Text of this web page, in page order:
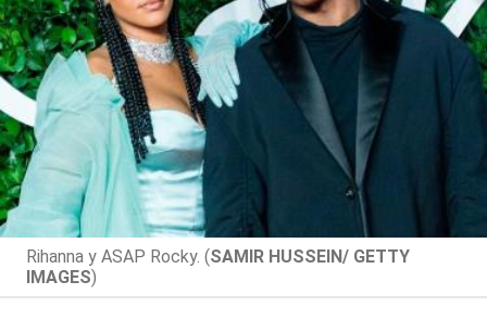
Rihanna y ASAP Rocky. (SAMIR HUSSEIN/ GETTY
IMAGES)